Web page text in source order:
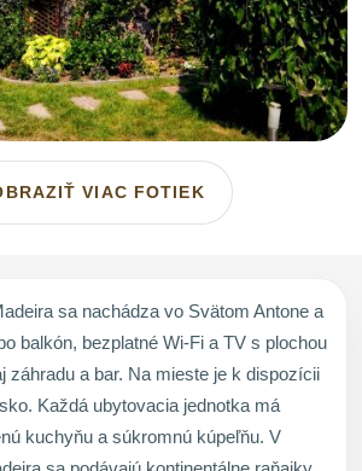
VIAC FOTIEK
sa nachádza vo Svätom Antone a
balkón, bezplatné Wi-Fi a TV s plochou
záhradu a bar. Na mieste je k dispozícii
Každá ubytovacia jednotka má
kuchyňu a súkromnú kúpeľňu. V